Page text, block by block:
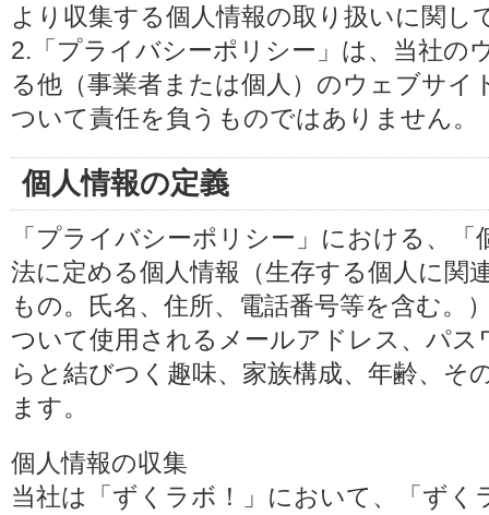
より収集する個人情報の取り扱いに関し
2.「プライバシーポリシー」は、当社の
る他（事業者または個人）のウェブサイ
ついて責任を負うものではありません。
個人情報の定義
「プライバシーポリシー」における、
法に定める個人情報（生存する個人に関
もの。氏名、住所、電話番号等を含む。
ついて使用されるメールアドレス、パ
らと結びつく趣味、家族構成、年齢、そ
ます。
個人情報の収集
当社は「ずくラボ！」において、「ず